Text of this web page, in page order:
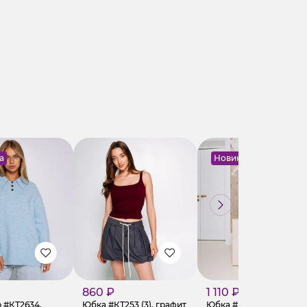
860 ₽
Юбка #КТ253 (3), графит
Новинка
1 110 ₽
Юбка #КТ815 (9), белый